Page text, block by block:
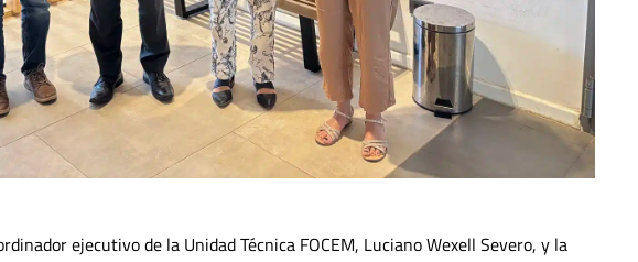
ejecutivo de la Unidad Técnica FOCEM, Luciano Wexell Severo, y la